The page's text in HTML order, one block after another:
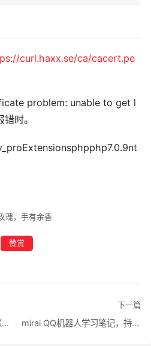
curl.haxx.se/ca/cacert.pe
problem: unable to get l
时。
瑰，手有余香
赞赏
【PDF分享】CSS实战手册（入门推荐）.pdf
下一篇
mirai QQ机器人学习笔记，持续记录